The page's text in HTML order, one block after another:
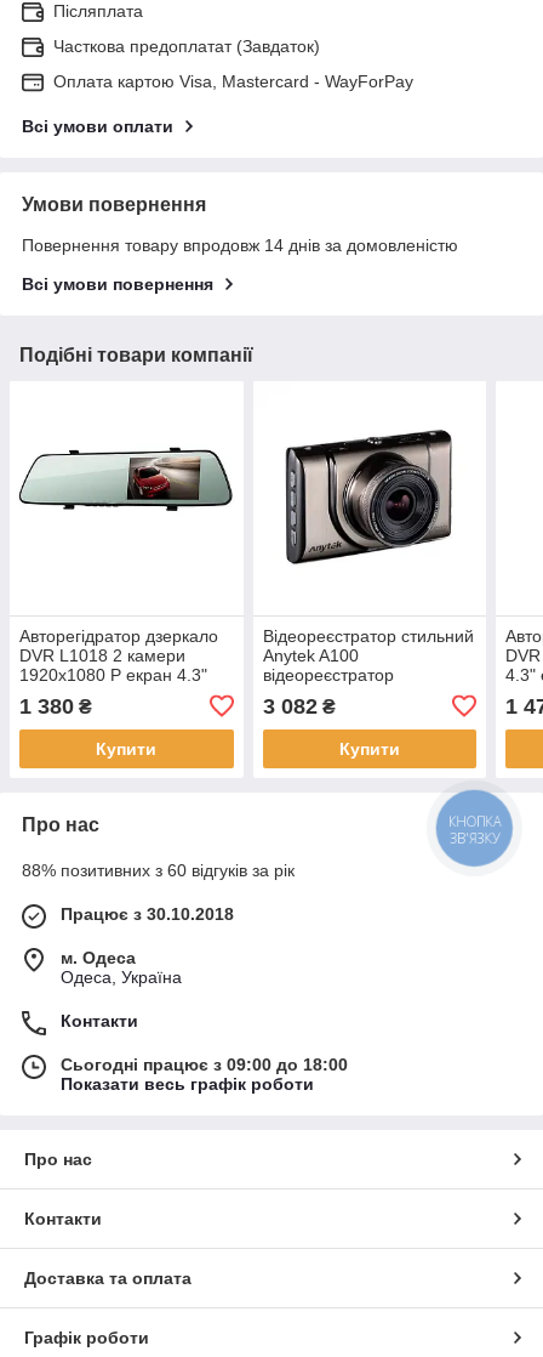
Післяплата
Часткова предоплатат (Завдаток)
Оплата картою Visa, Mastercard - WayForPay
Всі умови оплати
Умови повернення
Повернення товару впродовж 14 днів за домовленістю
Всі умови повернення
Подібні товари компанії
Авторегідратор дзеркало
DVR L1018 2 камери
1920x1080 P екран 4.3"
1 380 ₴
Купити
Відеореєстратор стильний
Anytek A100
відеореєстратор
машині+кріплення 3"
екран
3 082₴
Купити
4.3"
1
Про нас
88% позитивних з 60 відгуків за рік
Працює з 30.10.2018
м. Одеса
Одеса, Україна
Контакти
Сьогодні працює з 09:00 до 18:00
Показати весь графік роботи
Про нас
Контакти
Доставка та оплата
Графік роботи
КНОПКА
ЗВ'ЯЗКУ